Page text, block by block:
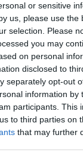
or sensitive
us, please use the
selection. Please
you may
on personal
disclosed to
separately opt-out
information by
participants. This
to third parties on
that may further
στις 04:00
ευρωπαϊκό
ρολόγια μας πίσω